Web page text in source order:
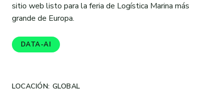
sitio web listo para la feria de Logística Marina más
grande de Europa.
DATA-AI
LOCACIÓN: GLOBAL